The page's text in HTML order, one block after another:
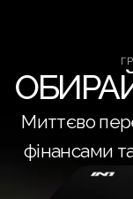
Миттєво
фінансами